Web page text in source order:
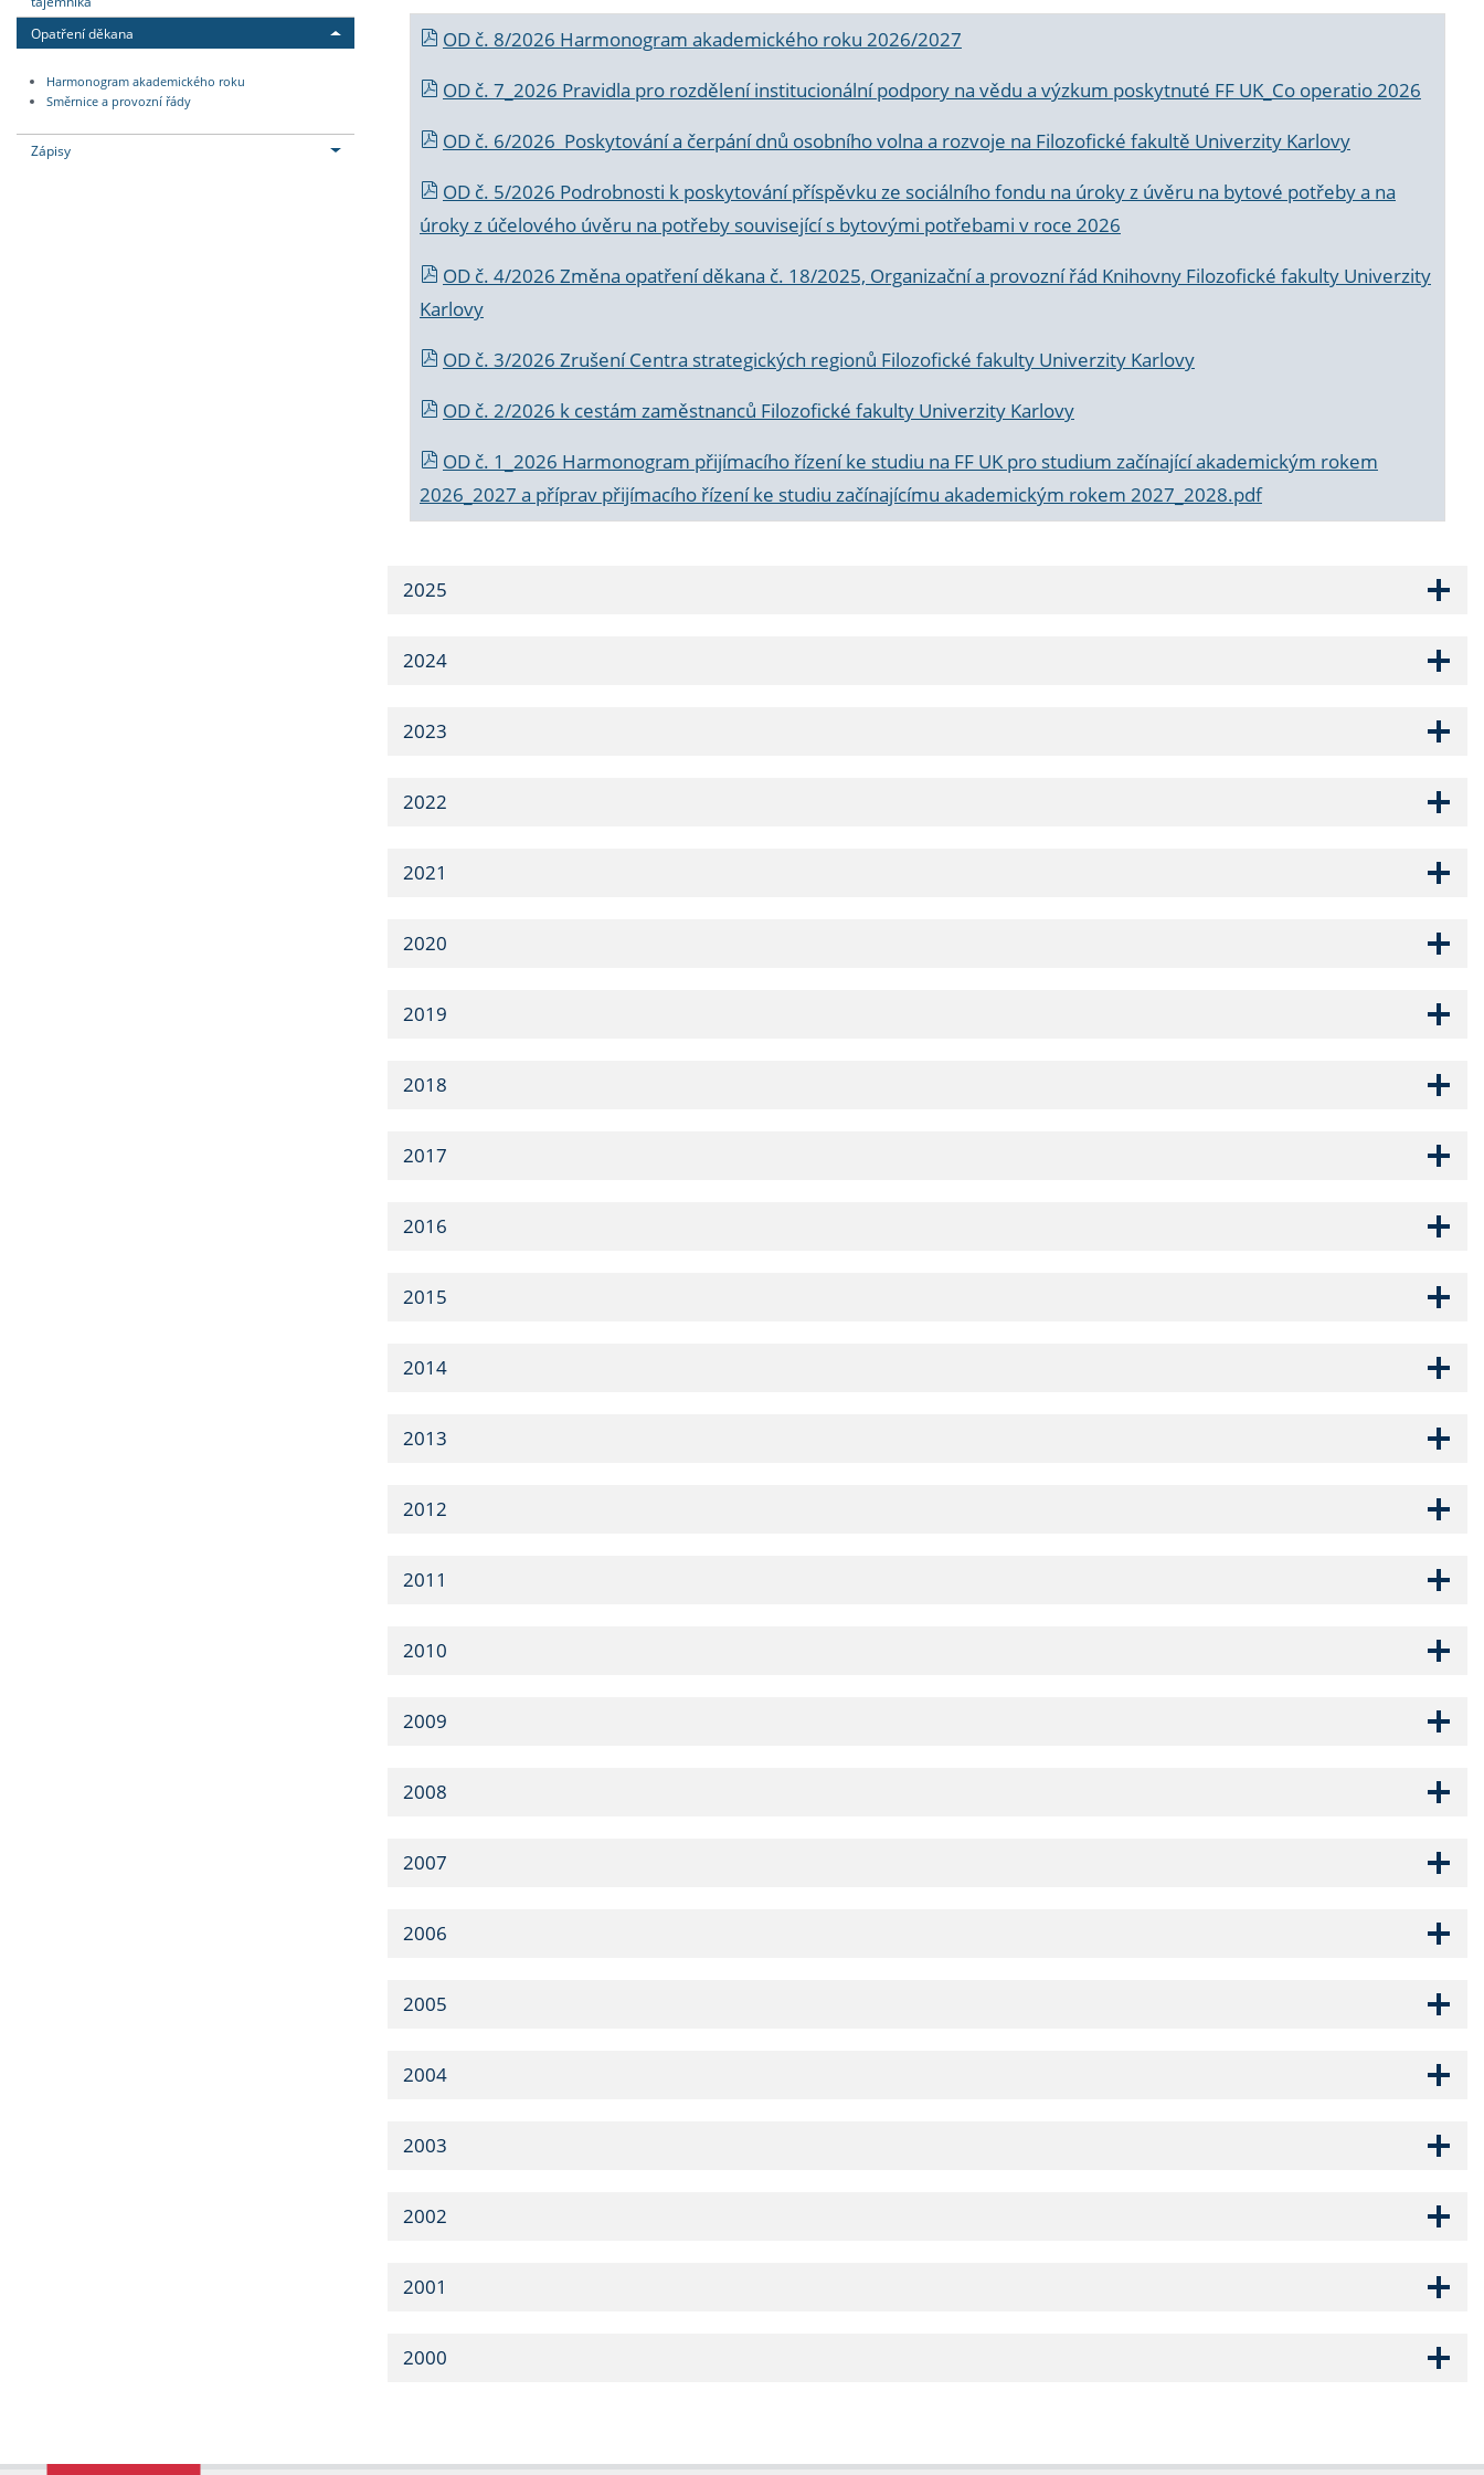
Opatření děkana
Harmonogram akademického roku
Směrnice a provozní řády
Zápisy
OD č. 8/2026 Harmonogram akademického roku 2026/2027
OD č. 7_2026 Pravidla pro rozdělení institucionální podpory na vědu a výzkum poskytnuté FF UK_Co operatio 2026
OD č. 6/2026 Poskytování a čerpání dnů osobního volna a rozvoje na Filozofické fakultě Univerzity Karlovy
OD č. 5/2026 Podrobnosti k poskytování příspěvku ze sociálního fondu na úroky z úvěru na bytové potřeby a na
úroky z účelového úvěru na potřeby související s bytovými potřebami v roce 2026
OD č. 4/2026 Změna opatření děkana č. 18/2025, Organizační a provozní řád Knihovny Filozofické fakulty Univerzity
Karlovy
OD č. 3/2026 Zrušení Centra strategických regionů Filozofické fakulty Univerzity Karlovy
OD č. 2/2026 k cestám zaměstnanců Filozofické fakulty Univerzity Karlovy
OD č. 1_2026 Harmonogram přijímacího řízení ke studiu na FF UK pro studium začínající akademickým rokem
2026_2027 a příprav přijímacího řízení ke studiu začínajícímu akademickým rokem 2027_2028.pdf
2025
2024
2023
2022
2021
2020
2019
2018
2017
2016
2015
2014
2013
2012
2011
2010
2009
2008
2007
2006
2005
2004
2003
2002
2001
2000